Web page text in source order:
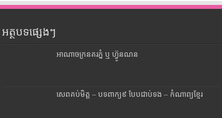
អត្ថបទផ្សេងៗ
អាណាចក្រនគរភ្នំ ឬ ហ្វ៊ូនណន
សេពគប់មិត្ត – បទពាក្យ៩ បែបជាប់ទង – កំណាព្យខ្មែរ